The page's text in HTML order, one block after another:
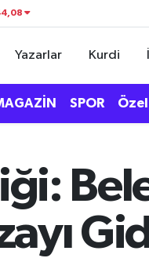
Yazarlar Kurdi
SPOR